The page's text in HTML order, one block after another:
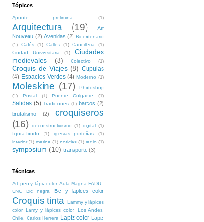
Tópicos
Apunte preliminar (1)
Arquitectura (19)
Art
Nouveau (2) Avenidas (2) Bicentenario
(1)
Cafés (1) Calles (1) Cancilleria
(1)
Ciudad Universitaria
(1)
Ciudades
medievales
(8) Colectivo (1)
Croquis de Viajes (8) Cupulas
(4) Espacios Verdes (4) Moderno (1)
Moleskine (17)
Photoshop
(1)
Postal (1) Puente Colgante (1)
Salidas (5) Tradiciones (1) barcos (2)
brutalismo
(2)
croquiseros
(16)
deconstructivismo (1) digital
(1)
figura-fondo
(1) iglesias porteñas
(1)
interior (1) marina (1) noticias (1) radio (1)
symposium (10) transporte (3)
Técnicas
Art pen y lápiz color. Aula Magna FADU -
UNC
Bic negra Bic y lapices color
Croquis tinta
Lammy y lápices
color
Lamy y lápices color. Los Andes.
Chile. Carlos Herrera Lapiz color
Lapiz